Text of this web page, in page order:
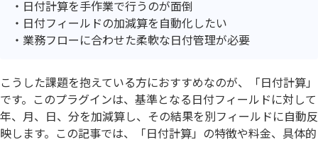
日付計算を手作業で行うのが面倒
日付フィールドの加減算を自動化したい
業務フローに合わせた柔軟な日付管理が必要
こうした課題を抱えている方におすすめなのが、「日付計算」
です。このプラグインは、基準となる日付フィールドに対して
年、月、日、分を加減算し、その結果を別フィールドに自動反
映します。この記事では、「日付計算」の特徴や料金、具体的